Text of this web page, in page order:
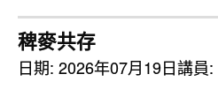
稗麥共存
日期: 2026年07月19日講